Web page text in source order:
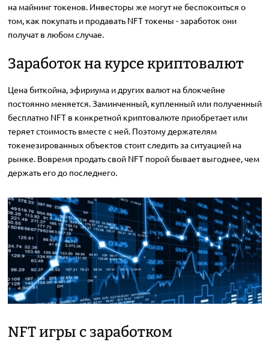
на майнинг токенов. Инвесторы же могут не беспокоиться о
том, как покупать и продавать NFT токены - заработок они
получат в любом случае.
Заработок на курсе криптовалют
Цена биткойна, эфириума и других валют на блокчейне
постоянно меняется. Заминченный, купленный или полученный
бесплатно NFT в конкретной криптовалюте приобретает или
теряет стоимость вместе с ней. Поэтому держателям
токенезированных объектов стоит следить за ситуацией на
рынке. Вовремя продать свой NFT порой бывает выгоднее, чем
держать его до последнего.
NFT игры с заработком